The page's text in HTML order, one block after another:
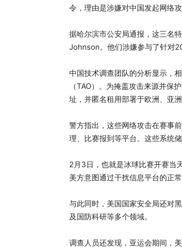
令，理由是涉嫌对中国发起网络攻
据哈尔滨市公安局通报，这三名
Johnson。他们涉嫌参与了针对
中国技术调查团队的分析显示，
（TAO）。为掩盖攻击来源并保
址，并匿名租用部署于欧洲、亚洲
警方指出，这些网络攻击在赛事
理、比赛报到等平台。这些系统
2月3日，也就是冰球比赛开赛当
美方意图通过干扰信息平台的正
与此同时，美国国家安全局还对
及国防科研等多个领域。
调查人员还发现，亚运会期间，